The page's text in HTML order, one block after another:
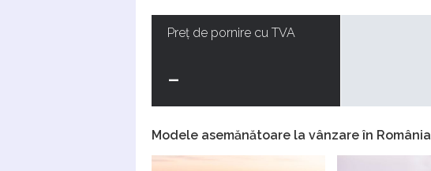
Preț de pornire cu TVA
-
Modele asemănătoare la vânzare în România